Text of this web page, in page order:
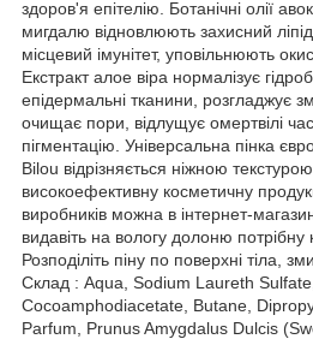
здоров'я епітелію. Ботанічні олії
мигдалю відновлюють захисний
місцевий імунітет, уповільнюють
Екстракт алое віра нормалізує
епідермальні тканини, розгладжує
очищає пори, відлущує омертвілі
пігментацію. Універсальна пінка
Bilou відрізняється ніжною
високоефективну косметичну
виробників можна в інтернет-
видавіть на вологу долоню потрібну
Розподіліть піну по поверхні тіла,
Склад : Aqua, Sodium Laureth
Cocoamphodiacetate, Butane,
Parfum, Prunus Amygdalus Dulcis